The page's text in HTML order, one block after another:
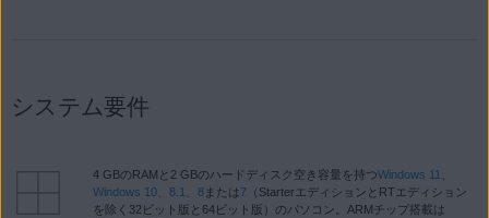
システム要件
4 GBのRAMと2 GBのハードディスク空き容量を持つWindows 11
Windows 10、 8.1 8または7（StarterエディションとRTエディション
を除く32ビット版と64ビット版）のパソコン。ARMチップ搭載は